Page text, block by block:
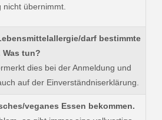
übernimmt.
darf bestimmte
tun?
dies bei der Anmeldung und
auf der Einverständniserklärung.
veganes Essen bekommen.